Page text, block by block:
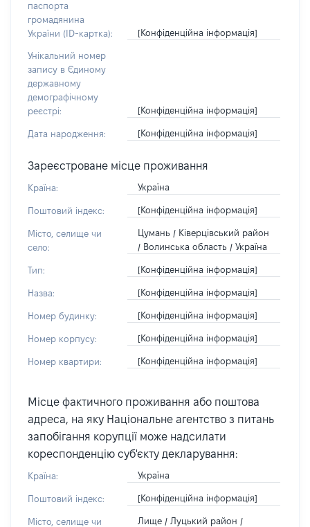
паспорта
громадянина
України (ID-картка):
[Конфіденційна інформація]
Унікальний номер
запису в Єдиному
державному
демографічному
реєстрі:
[Конфіденційна інформація]
Дата народження: [Конфіденційна інформація]
Зареєстроване місце проживання
Країна: Україна
Поштовий індекс: [Конфіденційна інформація]
Місто, селище чи
село:
Цумань / Ківерцівський район
/ Волинська область / Україна
Тип: [Конфіденційна інформація]
Назва: [Конфіденційна інформація]
Номер будинку: [Конфіденційна інформація]
Номер корпусу: [Конфіденційна інформація]
Номер квартири: [Конфіденційна інформація]
Місце фактичного проживання або поштова
адреса, на яку Національне агентство з питань
запобігання корупції може надсилати
кореспонденцію суб'єкту декларування:
Країна: Україна
Поштовий індекс: [Конфіденційна інформація]
Місто, селище чи
Лище / Луцький район /